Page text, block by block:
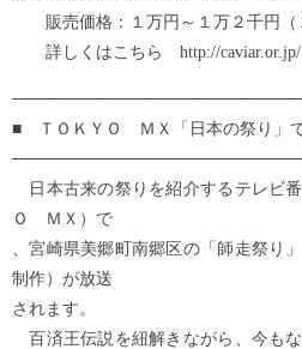
販売価格：１万円～１万２千円（
詳しくはこちら http://caviar.or.jp/
■ ＴＯＫＹＯ ＭＸ「日本の祭り」
日本古来の祭りを紹介するテレビ
Ｏ ＭＸ）で
、宮崎県美郷町南郷区の「師走祭り
制作）が放送
されます。
百済王伝説を紐解きながら、今も